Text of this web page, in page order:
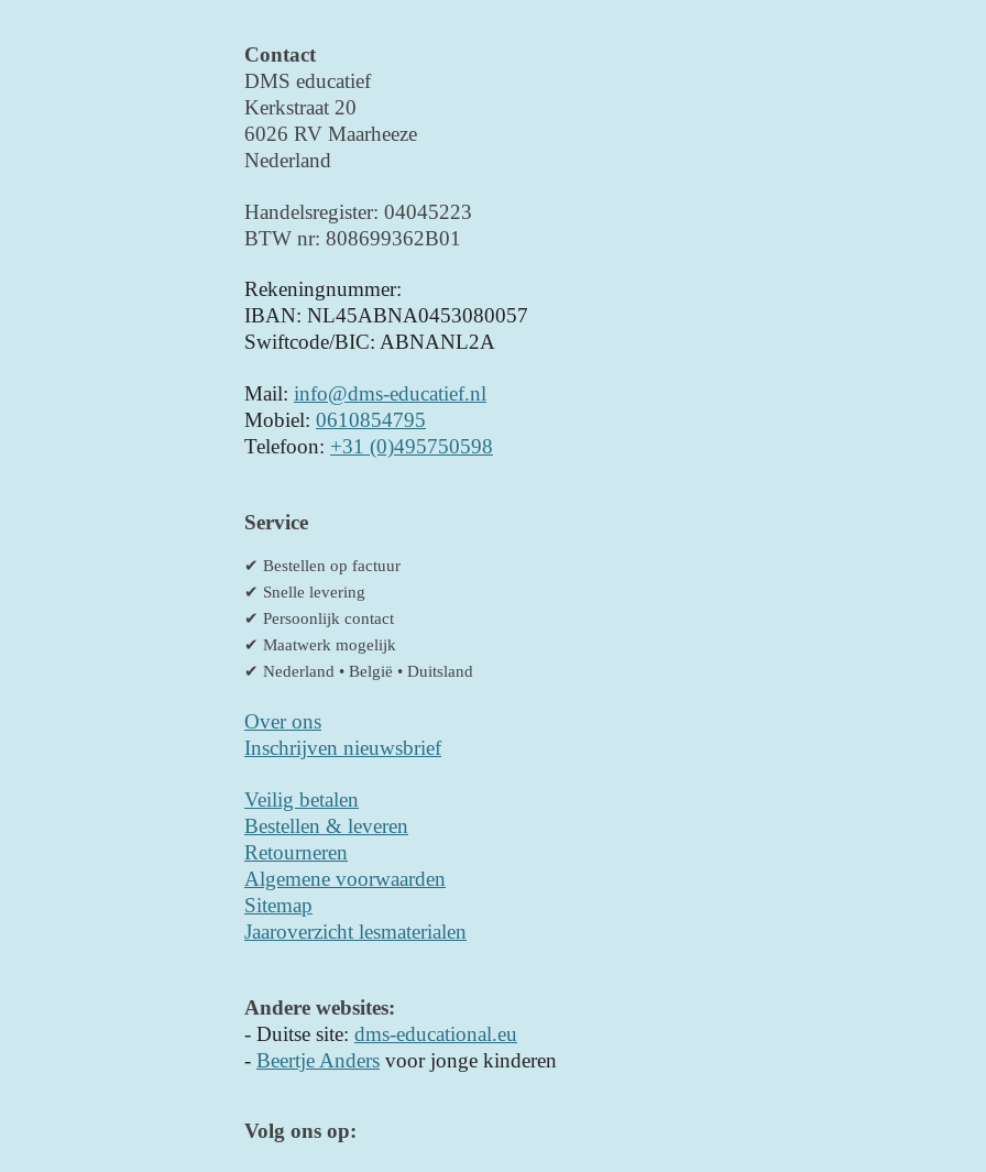
Contact
DMS educatief
Kerkstraat 20
6026 RV Maarheeze
Nederland
Handelsregister: 04045223
BTW nr: 808699362B01
Rekeningnummer:
IBAN: NL45ABNA0453080057
Swiftcode/BIC: ABNANL2A
Mail: info@dms-educatief.nl
Mobiel: 0610854795
Telefoon: +31 (0)495750598
Service
✔ Bestellen op factuur
✔ Snelle levering
✔ Persoonlijk contact
✔ Maatwerk mogelijk
✔ Nederland • België • Duitsland
Over ons
Inschrijven nieuwsbrief
Veilig betalen
Bestellen & leveren
Retourneren
Algemene voorwaarden
Sitemap
Jaaroverzicht lesmaterialen
Andere websites:
- Duitse site: dms-educational.eu
- Beertje Anders voor jonge kinderen
Volg ons op: